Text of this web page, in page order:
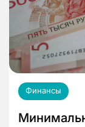
Финансы